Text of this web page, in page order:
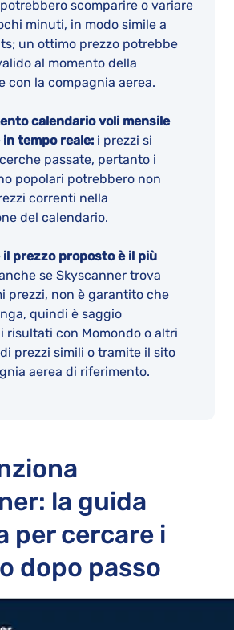
scomparire o variare
minuti, in modo simile a
un ottimo prezzo potrebbe
al momento della
con la compagnia aerea.
calendario voli mensile
tempo reale: i prezzi si
passate, pertanto i
popolari potrebbero non
correnti nella
del calendario.
il prezzo proposto è il più
se Skyscanner trova
prezzi, non è garantito che
quindi è saggio
risultati con Momondo o altri
prezzi simili o tramite il sito
aerea di riferimento.
la guida
per cercare i
dopo passo